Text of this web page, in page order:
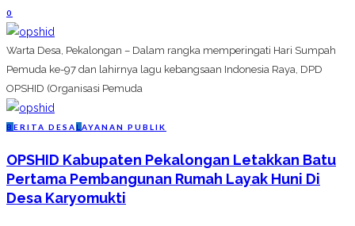
0
Warta Desa, Pekalongan – Dalam rangka memperingati Hari Sumpah
Pemuda ke-97 dan lahirnya lagu kebangsaan Indonesia Raya, DPD
OPSHID (Organisasi Pemuda
B ERITA DESAL AYANAN PUBLIK
OPSHID Kabupaten Pekalongan Letakkan Batu
Pertama Pembangunan Rumah Layak Huni Di
Desa Karyomukti